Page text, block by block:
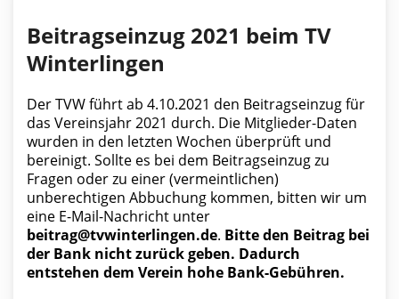
Beitragseinzug 2021 beim TV
Winterlingen
Der TVW führt ab 4.10.2021 den Beitragseinzug für
das Vereinsjahr 2021 durch. Die Mitglieder-Daten
wurden in den letzten Wochen überprüft und
bereinigt. Sollte es bei dem Beitragseinzug zu
Fragen oder zu einer (vermeintlichen)
unberechtigen Abbuchung kommen, bitten wir um
eine E-Mail-Nachricht unter
beitrag@tvwinterlingen.de. Bitte den Beitrag bei
der Bank nicht zurück geben. Dadurch
entstehen dem Verein hohe Bank-Gebühren.